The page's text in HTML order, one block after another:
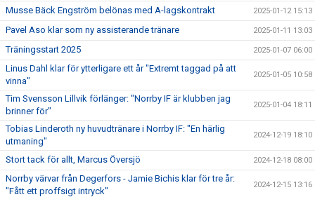
Musse Bäck Engström belönas med A-lagskontrakt 2025-01-12 15:13
Pavel Aso klar som ny assisterande tränare 2025-01-11 13:03
Träningsstart 2025 2025-01-07 06:00
Linus Dahl klar för ytterligare ett år "Extremt taggad på att
vinna"
2025-01-05 10:58
Tim Svensson Lillvik förlänger: "Norrby IF är klubben jag
brinner för"
2025-01-04 18:11
Tobias Linderoth ny huvudtränare i Norrby IF: "En härlig
utmaning"
2024-12-19 18:10
Stort tack för allt, Marcus Översjö 2024-12-18 08:00
Norrby värvar från Degerfors - Jamie Bichis klar för tre år:
"Fått ett proffsigt intryck"
2024-12-15 13:16